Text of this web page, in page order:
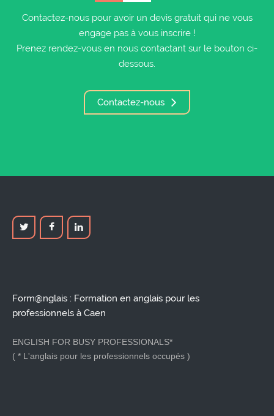
Contactez-nous pour avoir un devis gratuit qui ne vous
engage pas à vous inscrire !
Prenez rendez-vous en nous contactant sur le bouton ci-
dessous.
Contactez-nous
Form@nglais : Formation en anglais pour les
professionnels à Caen
ENGLISH FOR BUSY PROFESSIONALS*
( * L'anglais pour les professionnels occupés )